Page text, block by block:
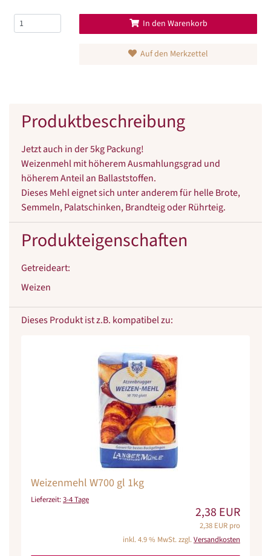
In den Warenkorb
Auf den Merkzettel
Produktbeschreibung
Jetzt auch in der 5kg Packung!
Weizenmehl mit höherem Ausmahlungsgrad und
höherem Anteil an Ballaststoffen.
Dieses Mehl eignet sich unter anderem für helle Brote,
Semmeln, Palatschinken, Brandteig oder Rührteig.
Produkteigenschaften
Getreideart:
Weizen
Dieses Produkt ist z.B. kompatibel zu:
Weizenmehl W700 gl 1kg
Lieferzeit:3-4 Tage
2,38 EUR
2,38 EUR pro
inkl. 4.9 % MwSt. zzgl.Versandkosten